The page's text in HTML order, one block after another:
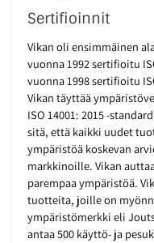
Sertifioinnit
Vikan oli ensimmäinen
vuonna 1992 sertifioitu
vuonna 1998 sertifioitu
Vikan täyttää
ISO 14001: 2015 -
sitä, että kaikki uudet
ympäristöä koskevan
markkinoille. Vikan
parempaa ympäristöä.
tuotteita, joille on
ympäristömerkki eli
antaa 500 käyttö- ja